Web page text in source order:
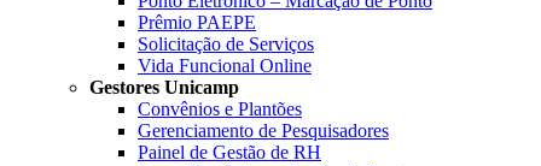
Prêmio PAEPE
Solicitação de Serviços
Vida Funcional Online
Gestores Unicamp
Convênios e Plantões
Gerenciamento de Pesquisadores
Painel de Gestão de RH